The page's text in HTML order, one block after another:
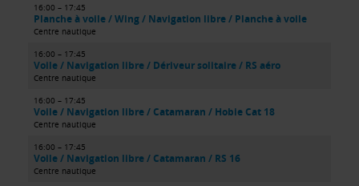
16:00 – 17:45
Planche à voile / Wing / Navigation libre / Planche à voile
Centre nautique
16:00 – 17:45
Voile / Navigation libre / Dériveur solitaire / RS aéro
Centre nautique
16:00 – 17:45
Voile / Navigation libre / Catamaran / Hobie Cat 18
Centre nautique
16:00 – 17:45
Voile / Navigation libre / Catamaran / RS 16
Centre nautique